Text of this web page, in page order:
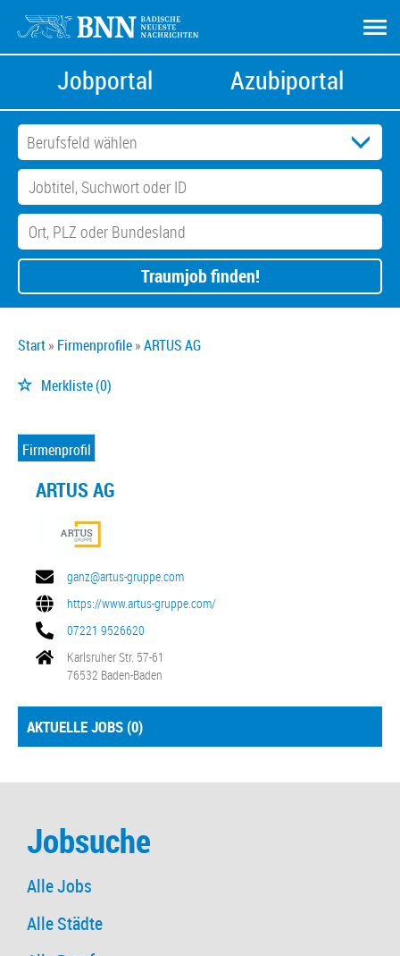
Jobportal Azubiportal
Traumjob finden!
Start Firmenprofile ARTUS AG
Merkliste(0)
Firmenprofil
ARTUS AG
ganz@artus-gruppe.com
https://www.artus-gruppe.com/
07221 9526620
Karlsruher Str. 57-61
76532 Baden-Baden
AKTUELLE JOBS (0)
Jobsuche
Alle Jobs
Alle Städte